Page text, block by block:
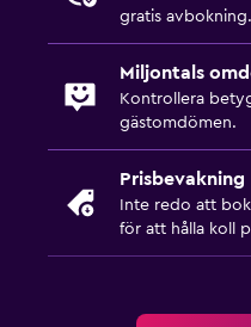
gratis avbokning.
Miljontals
Kontrollera
gästomdömen.
Prisbevakning
Inte redo att
för att hålla koll